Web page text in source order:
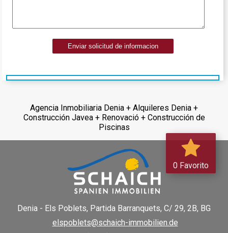
Enviar solicitud de informacion
Agencia Inmobiliaria Denia + Alquileres Denia +
Construcción Javea + Renovació + Construcción de
Piscinas
0 Favorito
Denia - Els Poblets, Partida Barranquets, C/ 29, 2B, BG
elspoblets@schaich-immobilien.de